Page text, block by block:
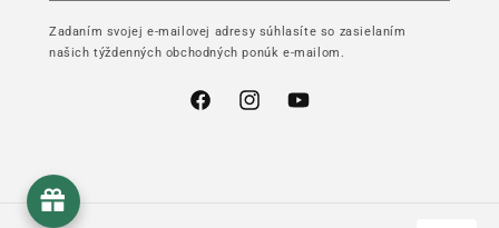
Zadaním svojej e-mailovej adresy súhlasíte so zasielaním
našich týždenných obchodných ponúk e-mailom.
FacebookInstagramYouTube